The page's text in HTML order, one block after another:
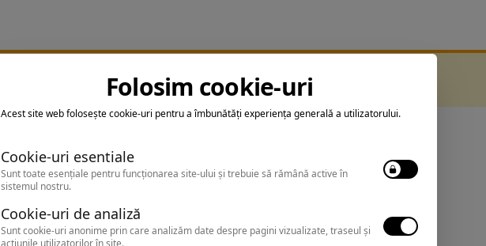
Incearca sa folosesti o cautarea mai generala sau alege alte fitre.
Folosim cookie-uri
Acest site web folosește cookie-uri pentru a îmbunătăți experiența generală a utilizatorului.
Cookie-uri esentiale
Sunt toate esențiale pentru funcționarea site-ului și trebuie să rămână active în
sistemul nostru.
Cookie-uri de analiză
Sunt cookie-uri anonime prin care analizăm date despre pagini vizualizate, traseul și
acțiunile utilizatorilor în site.